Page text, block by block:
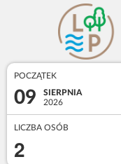
POCZĄTEK
09
SIERPNIA
2026
LICZBA OSÓB
2